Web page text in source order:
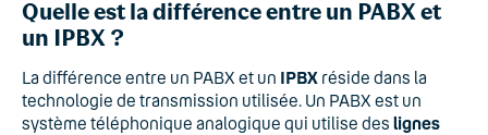
Quelle est la différence entre un PABX et
un IPBX ?
La différence entre un PABX et un IPBX réside dans la
technologie de transmission utilisée. Un PABX est un
système téléphonique analogique qui utilise des lignes